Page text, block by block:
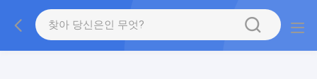
gtag('config', 'G-QWE9HWC3PF', {cookie_flags:
"SameSite=None;Secure"});